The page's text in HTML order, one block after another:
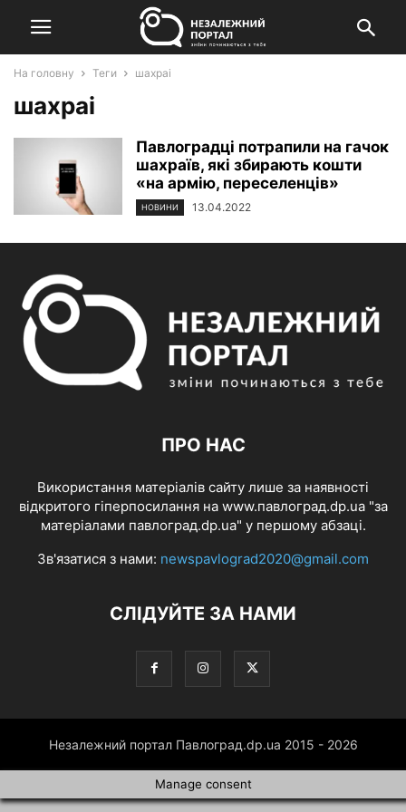
На головну Теги шахраі
шахраі
Павлоградці потрапили на гачок
шахраїв, які збирають кошти
«на армію, переселенців»
НОВИНИ 13.04.2022
ПРО НАС
Використання матеріалів сайту лише за наявності
відкритого гіперпосилання на www.павлоград.dp.ua "за
матеріалами павлоград.dp.ua" у першому абзаці.
Зв'язатися з нами: newspavlograd2020@gmail.com
СЛІДУЙТЕ ЗА НАМИ
Незалежний портал Павлоград.dp.ua 2015 - 2026
Manage consent